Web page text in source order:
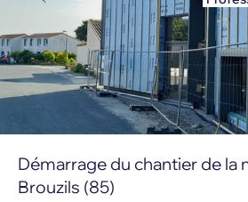
Démarrage du chantier de la
Brouzils (85)